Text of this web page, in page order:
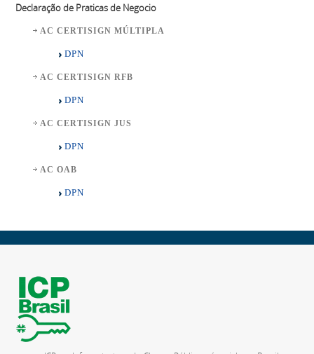
Declaração de Praticas de Negocio
AC CERTISIGN MÚLTIPLA
DPN
AC CERTISIGN RFB
DPN
AC CERTISIGN JUS
DPN
AC OAB
DPN